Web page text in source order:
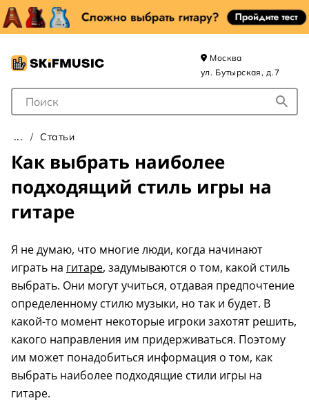
Поле для Поиска
Москва
ул. Бутырская, д.7
Статьи
Как выбрать наиболее
подходящий стиль игры на
гитаре
Я не думаю, что многие люди, когда начинают
играть на гитаре, задумываются о том, какой стиль
выбрать. Они могут учиться, отдавая предпочтение
определенному стилю музыки, но так и будет. В
какой-то момент некоторые игроки захотят решить,
какого направления им придерживаться. Поэтому
им может понадобиться информация о том, как
выбрать наиболее подходящие стили игры на
гитаре.